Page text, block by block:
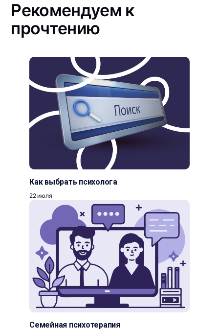
Рекомендуем к
прочтению
Как выбрать психолога
22 июля
Семейная психотерапия